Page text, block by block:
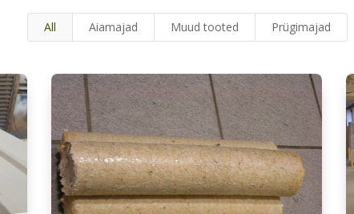
All Aiamajad Muud tooted Prügimajad